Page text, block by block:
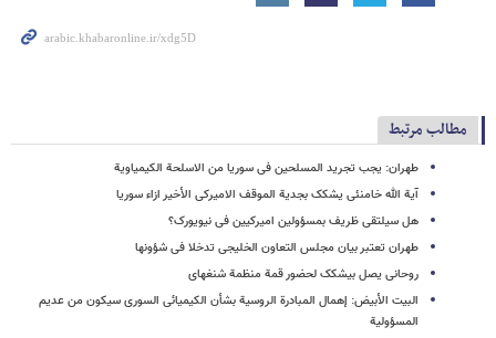
مطالب مرتبط
طهران: یجب تجرید المسلحین فی سوریا من الاسلحة الکیمیاویة
آیة الله خامنئی یشکک بجدیة الموقف الامیرکی الأخیر ازاء سوریا
هل سیلتقی ظریف بمسؤولین امیرکیین فی نیویورک؟
طهران تعتبر بیان مجلس التعاون الخلیجی تدخلا فی شؤونها
روحانی یصل بیشکک لحضور قمة منظمة شنغهای
البیت الأبیض: إهمال المبادرة الروسیة بشأن الکیمیائی السوری سیکون من عدیم
المسؤولیة